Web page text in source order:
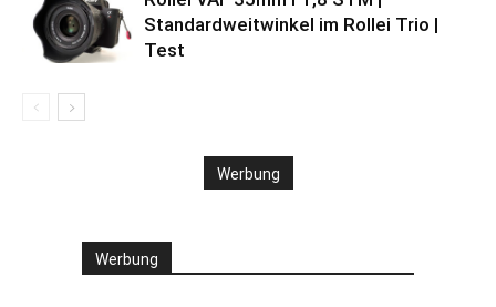
Standardweitwinkel im Rollei Trio |
Test
Werbung
Werbung